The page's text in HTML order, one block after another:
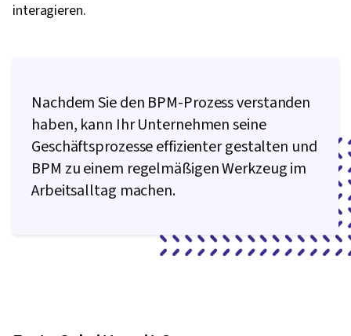
interagieren.
Nachdem Sie den BPM-Prozess verstanden
haben, kann Ihr Unternehmen seine
Geschäftsprozesse effizienter gestalten und
BPM zu einem regelmäßigen Werkzeug im
Arbeitsalltag machen.